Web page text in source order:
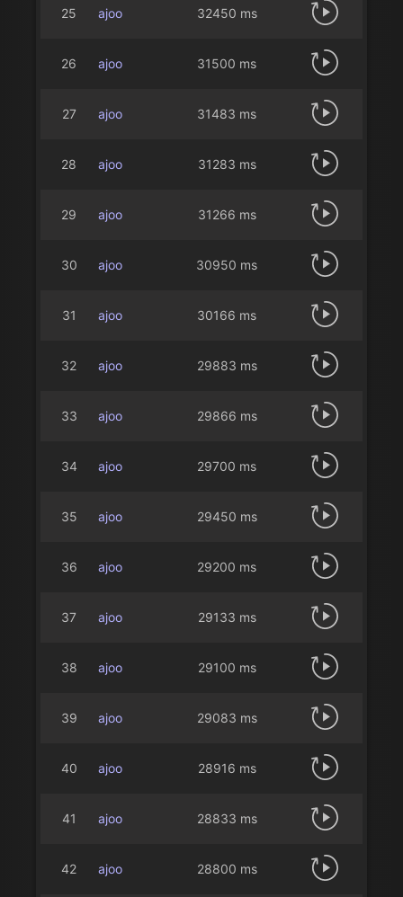
25 ajoo 32450 ms
26 ajoo 31500 ms
27 ajoo 31483 ms
28 ajoo 31283 ms
29 ajoo 31266 ms
30 ajoo 30950 ms
31 ajoo 30166 ms
32 ajoo 29883 ms
33 ajoo 29866 ms
34 ajoo 29700 ms
35 ajoo 29450 ms
36 ajoo 29200 ms
37 ajoo 29133 ms
38 ajoo 29100 ms
39 ajoo 29083 ms
40 ajoo 28916 ms
41 ajoo 28833 ms
42 ajoo 28800 ms